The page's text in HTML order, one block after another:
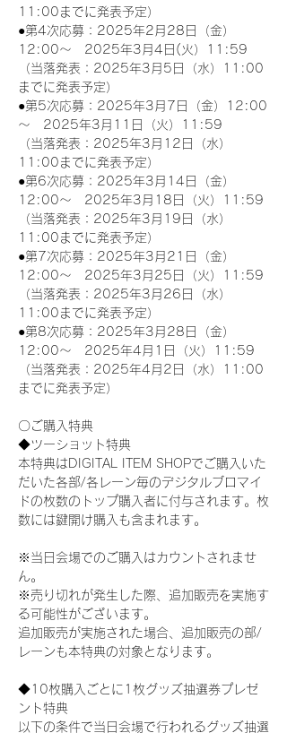
11:00までに発表予定）
●第4次応募：2025年2月28日（金）
12:00～　2025年3月4日(火）11:59
（当落発表：2025年3月5日（水）11:00
までに発表予定）
●第5次応募：2025年3月7日（金）12:00
～　2025年3月11日（火）11:59
（当落発表：2025年3月12日（水）
11:00までに発表予定）
●第6次応募：2025年3月14日（金）
12:00～　2025年3月18日（火）11:59
（当落発表：2025年3月19日（水）
11:00までに発表予定）
●第7次応募：2025年3月21日（金）
12:00～　2025年3月25日（火）11:59
（当落発表：2025年3月26日（水）
11:00までに発表予定）
●第8次応募：2025年3月28日（金）
12:00～　2025年4月1日（火）11:59
（当落発表：2025年4月2日（水）11:00
までに発表予定）
〇ご購入特典
◆ツーショット特典
本特典はDIGITAL ITEM SHOPでご購入いた
だいた各部/各レーン毎のデジタルブロマイ
ドの枚数のトップ購入者に付与されます。枚
数には鍵開け購入も含まれます。
※当日会場でのご購入はカウントされませ
ん。
※売り切れが発生した際、追加販売を実施す
る可能性がございます。
追加販売が実施された場合、追加販売の部/
レーンも本特典の対象となります。
◆10枚購入ごとに1枚グッズ抽選券プレゼ
ント特典
以下の条件で当日会場で行われるグッズ抽選